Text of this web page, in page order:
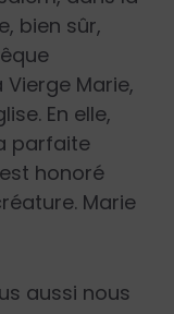
bien sûr,
Vierge Marie,
En elle,
parfaite
honoré
Marie
aussi nous